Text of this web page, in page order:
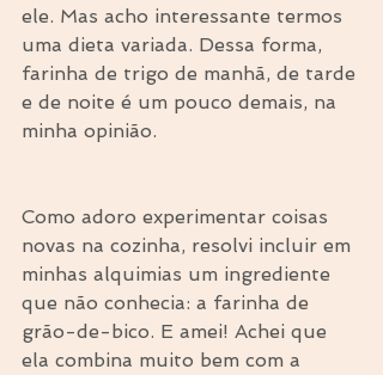
ele. Mas acho interessante termos
uma dieta variada. Dessa forma,
farinha de trigo de manhã, de tarde
e de noite é um pouco demais, na
minha opinião.
Como adoro experimentar coisas
novas na cozinha, resolvi incluir em
minhas alquimias um ingrediente
que não conhecia: a farinha de
grão-de-bico. E amei! Achei que
ela combina muito bem com a